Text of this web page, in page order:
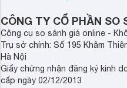
CÔNG TY CỔ PHẦN SO
Công cụ so sánh giá online -
Trụ sở chính: Số 195 Khâm
Hà Nội
Giấy chứng nhận đăng ký kinh
cấp ngày 02/12/2013